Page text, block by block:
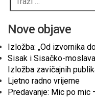
Nove objave
Izložba: „Od izvornika
Sisak i Sisačko-
Izložba zavičajnih
Ljetno radno vrijeme
Predavanje: Mic po mic